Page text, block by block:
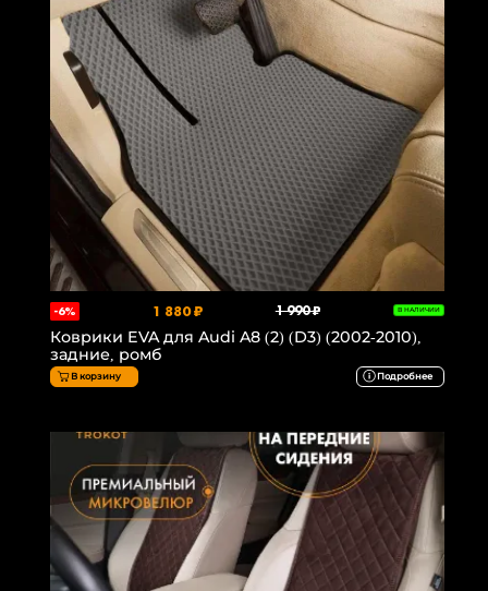
-6% 1 880 ₽ 1 990 ₽ В НАЛИЧИИ
Коврики EVA для Audi A8 (2) (D3) (2002-2010),
задние, ромб
В корзину Подробнее